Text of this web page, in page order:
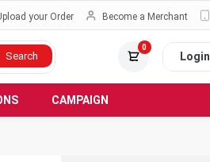
your Order Become a Merchant
Search
0
Login
CAMPAIGN